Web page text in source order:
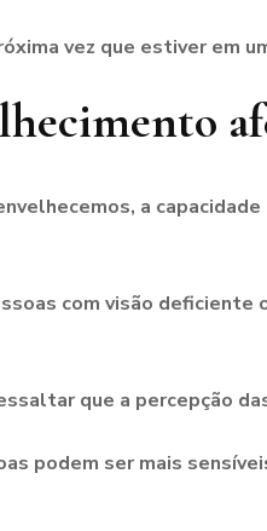
vez que estiver em
a
com visão deficiente
que a percepção
podem ser mais